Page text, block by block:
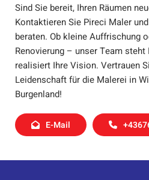
Sind Sie bereit, Ihren Räumen
Kontaktieren Sie Pireci Maler
beraten. Ob kleine Auffrischung
Renovierung – unser Team steht
realisiert Ihre Vision. Vertrauen
Leidenschaft für die Malerei in
Burgenland!
E-Mail